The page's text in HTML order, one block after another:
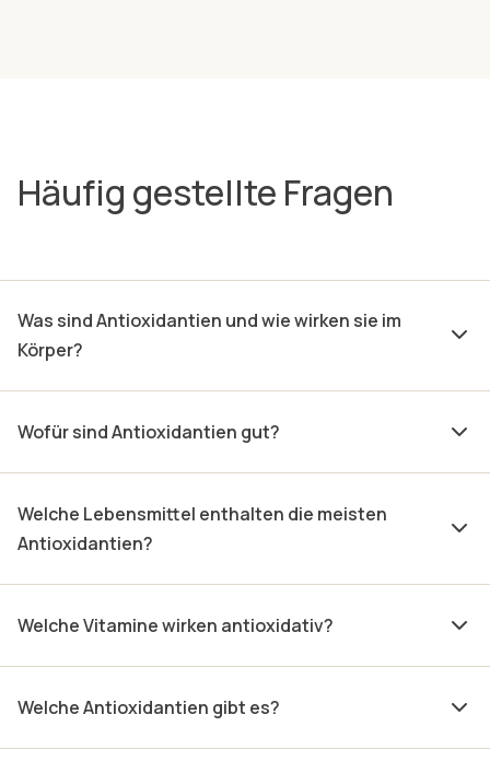
Häufig gestellte Fragen
Was sind Antioxidantien und wie wirken sie im
Körper?
Wofür sind Antioxidantien gut?
Welche Lebensmittel enthalten die meisten
Antioxidantien?
Welche Vitamine wirken antioxidativ?
Welche Antioxidantien gibt es?